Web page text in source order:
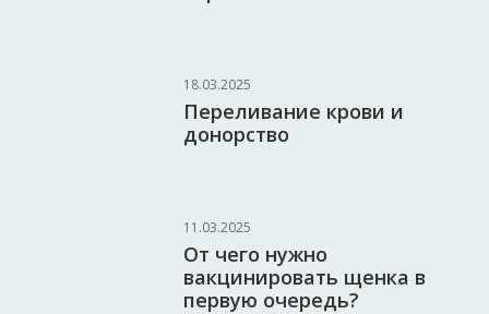
18.03.2025
Переливание крови и
донорство
11.03.2025
От чего нужно
вакцинировать щенка в
первую очередь?